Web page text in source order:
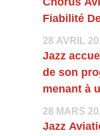
Fiabilité
28 AVRIL
Jazz
de son
menant à
28 MARS
Jazz